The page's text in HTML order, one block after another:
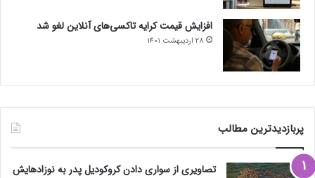
افزایش قیمت کرایه تاکسی‌های آنلاین لغو شد
28 اردیبهشت 1401
پربازدیدترین مطالب
تصاویری از سواری دادن کروکودیل پدر به نوزادهایش